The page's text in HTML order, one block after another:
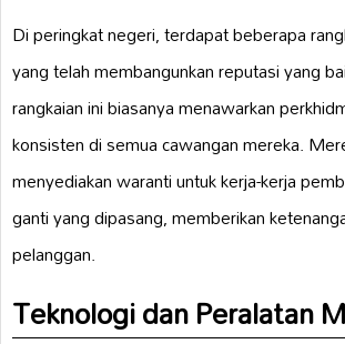
Di peringkat negeri, terdapat beberapa
yang telah membangunkan reputasi yang
rangkaian ini biasanya menawarkan
konsisten di semua cawangan mereka.
menyediakan waranti untuk kerja-kerja
ganti yang dipasang, memberikan
pelanggan.
Teknologi dan Peralatan